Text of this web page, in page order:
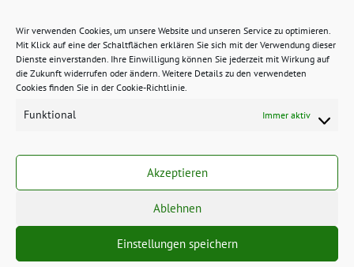
Wir verwenden Cookies, um unsere Website und unseren Service zu optimieren.
Mit Klick auf eine der Schaltflächen erklären Sie sich mit der Verwendung dieser
Dienste einverstanden. Ihre Einwilligung können Sie jederzeit mit Wirkung auf
die Zukunft widerrufen oder ändern. Weitere Details zu den verwendeten
Cookies finden Sie in der Cookie-Richtlinie.
Funktional Immer aktiv
Akzeptieren
Ablehnen
Einstellungen speichern
freie grüne Themesunflower‐ ein